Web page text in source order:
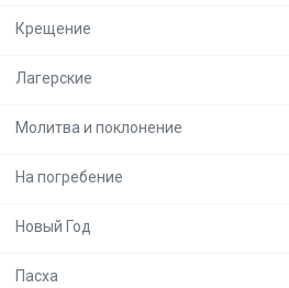
Крещение
Лагерские
Молитва и поклонение
На погребение
Новый Год
Пасха